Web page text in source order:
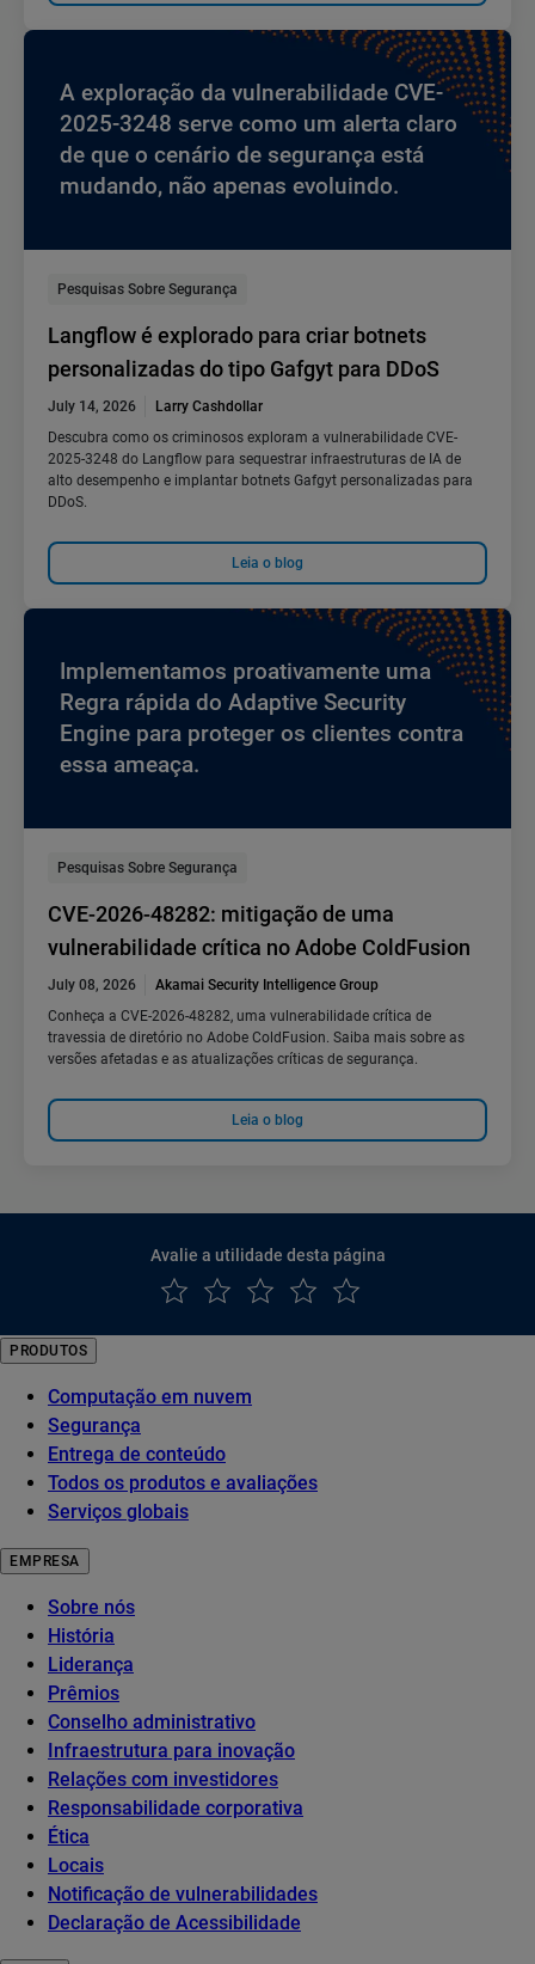
A exploração da vulnerabilidade CVE-
2025-3248 serve como um alerta claro
de que o cenário de segurança está
mudando, não apenas evoluindo.
Pesquisas Sobre Segurança
Langflow é explorado para criar botnets
personalizadas do tipo Gafgyt para DDoS
July 14, 2026
Larry Cashdollar
Descubra como os criminosos exploram a vulnerabilidade CVE-
2025-3248 do Langflow para sequestrar infraestruturas de IA de
alto desempenho e implantar botnets Gafgyt personalizadas para
DDoS.
Leia o blog
Implementamos proativamente uma
Regra rápida do Adaptive Security
Engine para proteger os clientes contra
essa ameaça.
Pesquisas Sobre Segurança
CVE-2026-48282: mitigação de uma
vulnerabilidade crítica no Adobe ColdFusion
July 08, 2026
Akamai Security Intelligence Group
Conheça a CVE-2026-48282, uma vulnerabilidade crítica de
travessia de diretório no Adobe ColdFusion. Saiba mais sobre as
versões afetadas e as atualizações críticas de segurança.
Leia o blog
Avalie a utilidade desta página
PRODUTOS
Computação em nuvem
Segurança
Entrega de conteúdo
Todos os produtos e avaliações
Serviços globais
EMPRESA
Sobre nós
História
Liderança
Prêmios
Conselho administrativo
Infraestrutura para inovação
Relações com investidores
Responsabilidade corporativa
Ética
Locais
Notificação de vulnerabilidades
Declaração de Acessibilidade